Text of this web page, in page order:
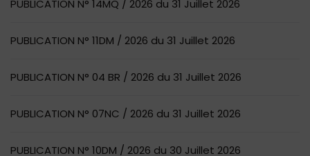
PUBLICATION N° 14MQ / 2026 du 31 Juillet 2026
PUBLICATION N° 11DM / 2026 du 31 Juillet 2026
PUBLICATION N° 04 BR / 2026 du 31 Juillet 2026
PUBLICATION N° 07NC / 2026 du 31 Juillet 2026
PUBLICATION N° 10DM / 2026 du 30 Juillet 2026